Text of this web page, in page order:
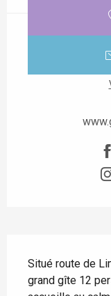
Situé route de
grand gîte 12